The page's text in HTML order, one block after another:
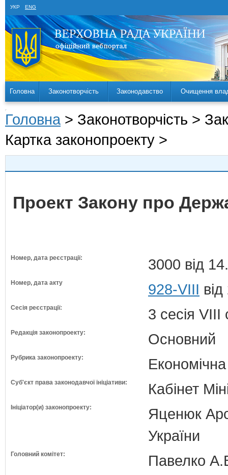
УКР ENG
Головна Законотворчість Законодавство Очищення
Головна > Законотворчість >
Картка законопроекту >
Проект Закону про
Номер, дата реєстрації: 3000 від
Номер, дата акту 928-VIII
Сесія реєстрації: 3 сесія VIII
Редакція законопроекту: Основний
Рубрика законопроекту:
Суб'єкт права законодавчої ініціативи: Кабінет
Ініціатор(и) законопроекту:
Яценюк
України
Головний комітет: Павелко